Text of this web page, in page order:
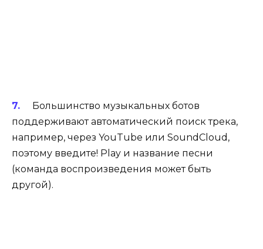
Большинство музыкальных ботов
поддерживают автоматический поиск трека,
например, через YouTube или SoundCloud,
поэтому введите! Play и название песни
(команда воспроизведения может быть
другой).